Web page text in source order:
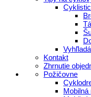
Kontakt
Zhrnutie
Požičovne